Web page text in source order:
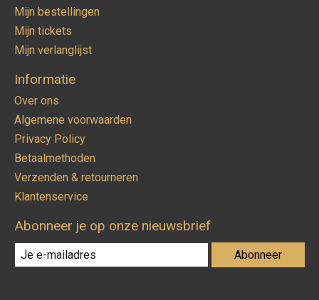
Mijn bestellingen
Mijn tickets
Mijn verlanglijst
Informatie
Over ons
Algemene voorwaarden
Privacy Policy
Betaalmethoden
Verzenden & retourneren
Klantenservice
Abonneer je op onze nieuwsbrief
Abonneer